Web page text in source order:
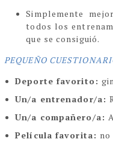
Simplemente
todos los
que se consiguió.
PEQUEÑO
Deporte favorito:
Un/a entrenador/a:
Un/a compañero/a:
Película favorita: